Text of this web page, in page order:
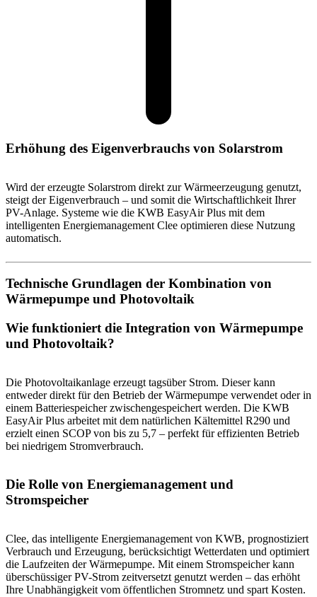
Erhöhung des Eigenverbrauchs von Solarstrom
Wird der erzeugte Solarstrom direkt zur Wärmeerzeugung genutzt,
steigt der Eigenverbrauch – und somit die Wirtschaftlichkeit Ihrer
PV-Anlage. Systeme wie die KWB EasyAir Plus mit dem
intelligenten Energiemanagement Clee optimieren diese Nutzung
automatisch.
Technische Grundlagen der Kombination von
Wärmepumpe und Photovoltaik
Wie funktioniert die Integration von Wärmepumpe
und Photovoltaik?
Die Photovoltaikanlage erzeugt tagsüber Strom. Dieser kann
entweder direkt für den Betrieb der Wärmepumpe verwendet oder in
einem Batteriespeicher zwischengespeichert werden. Die KWB
EasyAir Plus arbeitet mit dem natürlichen Kältemittel R290 und
erzielt einen SCOP von bis zu 5,7 – perfekt für effizienten Betrieb
bei niedrigem Stromverbrauch.
Die Rolle von Energiemanagement und
Stromspeicher
Clee, das intelligente Energiemanagement von KWB, prognostiziert
Verbrauch und Erzeugung, berücksichtigt Wetterdaten und optimiert
die Laufzeiten der Wärmepumpe. Mit einem Stromspeicher kann
überschüssiger PV-Strom zeitversetzt genutzt werden – das erhöht
Ihre Unabhängigkeit vom öffentlichen Stromnetz und spart Kosten.